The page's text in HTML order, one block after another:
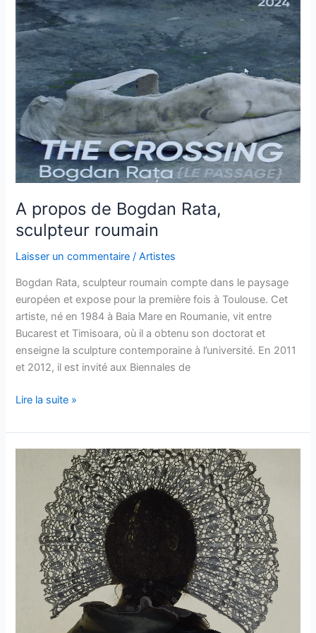
A propos de Bogdan Rata,
sculpteur roumain
Laisser un commentaire /Artistes
Bogdan Rata, sculpteur roumain compte dans le paysage
européen et expose pour la première fois à Toulouse. Cet
artiste, né en 1984 à Baia Mare en Roumanie, vit entre
Bucarest et Timisoara, où il a obtenu son doctorat et
enseigne la sculpture contemporaine à l’université. En 2011
et 2012, il est invité aux Biennales de
A
de
Bogdan
sculpteur
roumain
Lire la suite »